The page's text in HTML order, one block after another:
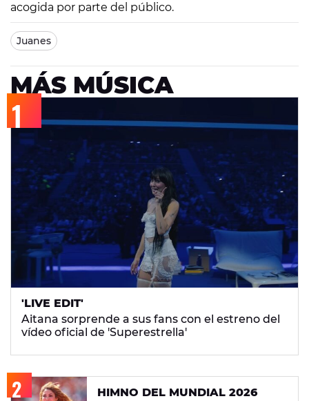
acogida por parte del público.
Juanes
MÁS MÚSICA
'LIVE EDIT'
Aitana sorprende a sus fans con el estreno del
vídeo oficial de 'Superestrella'
HIMNO DEL MUNDIAL 2026